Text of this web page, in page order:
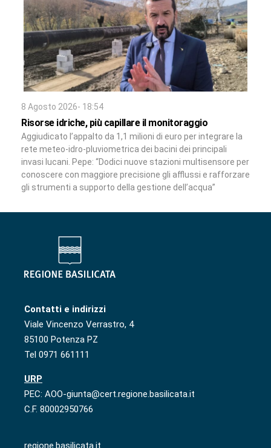
8 Agosto 2026- 18:54
Risorse idriche, più capillare il monitoraggio
Aggiudicato l’appalto da 1,1 milioni di euro per integrare la
rete meteo-idro-pluviometrica dei bacini dei principali
invasi lucani. Pepe: “Dodici nuove stazioni multisensore per
conoscere con maggiore precisione gli afflussi e rafforzare
gli strumenti a supporto della gestione dell’acqua”
Contatti e indirizzi
Viale Vincenzo Verrastro, 4
85100 Potenza PZ
Tel 0971 661111
URP
PEC: AOO-giunta@cert.regione.basilicata.it
C.F. 80002950766
regione.basilicata.it